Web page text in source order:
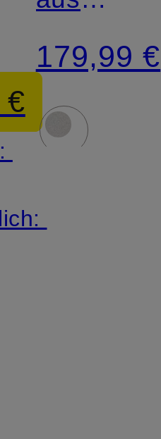
€
179,99 €